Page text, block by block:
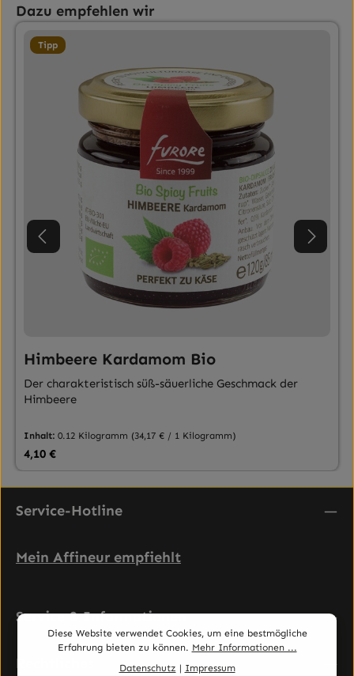
Produktgalerie überspringen
Dazu empfehlen wir
Tipp
Himbeere Kardamom Bio
Der charakteristisch süß-säuerliche Geschmack der
Himbeere
Inhalt:0.12 Kilogramm (34,17 € / 1 Kilogramm)
Regulärer Preis:
4,10 €
Service-Hotline
Mein Affineur empfiehlt
Service & Informationen
Rechtliches
Diese Website verwendet Cookies, um eine bestmögliche
Erfahrung bieten zu können. Mehr Informationen ...
Datenschutz | Impressum